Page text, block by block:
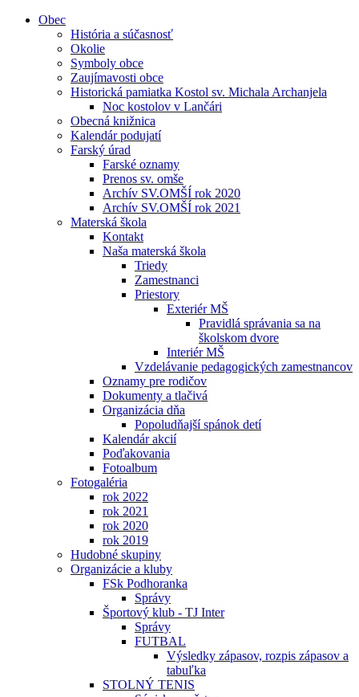
Obec
História a súčasnosť
Okolie
Symboly obce
Zaujímavosti obce
Historická pamiatka Kostol sv. Michala Archanjela
Noc kostolov v Lančári
Obecná knižnica
Kalendár podujatí
Farský úrad
Farské oznamy
Prenos sv. omše
Archív SV.OMŠÍ rok 2020
Archív SV.OMŠÍ rok 2021
Materská škola
Kontakt
Naša materská škola
Triedy
Zamestnanci
Priestory
Exteriér MŠ
Pravidlá správania sa na
školskom dvore
Interiér MŠ
Vzdelávanie pedagogických zamestnancov
Oznamy pre rodičov
Dokumenty a tlačivá
Organizácia dňa
Popoludňajší spánok detí
Kalendár akcií
Poďakovania
Fotoalbum
Fotogaléria
rok 2022
rok 2021
rok 2020
rok 2019
Hudobné skupiny
Organizácie a kluby
FSk Podhoranka
Správy
Športový klub - TJ Inter
Správy
FUTBAL
Výsledky zápasov, rozpis zápasov a
tabuľka
STOLNÝ TENIS